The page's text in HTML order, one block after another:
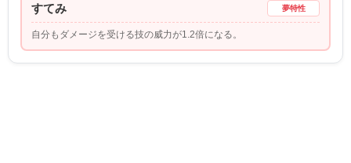
すてみ 夢特性
自分もダメージを受ける技の威力が1.2倍になる。